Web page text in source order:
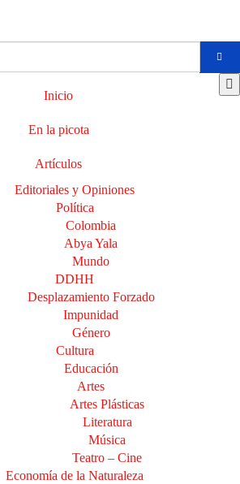
Inicio
En la picota
Artículos
Editoriales y Opiniones
Política
Colombia
Abya Yala
Mundo
DDHH
Desplazamiento Forzado
Impunidad
Género
Cultura
Educación
Artes
Artes Plásticas
Literatura
Música
Teatro – Cine
Economía de la Naturaleza